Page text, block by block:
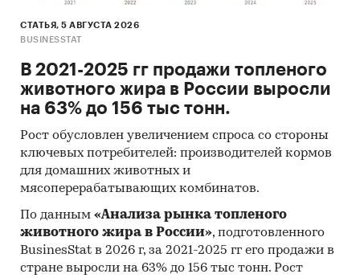
СТАТЬЯ, 5 АВГУСТА 2026
BUSINESSTAT
В 2021-2025 гг продажи топленого
животного жира в России выросли
на 63% до 156 тыс тонн.
Рост обусловлен увеличением спроса со стороны
ключевых потребителей: производителей кормов
для домашних животных и
мясоперерабатывающих комбинатов.
По данным «Анализа рынка топленого
животного жира в России», подготовленного
BusinesStat в 2026 г, за 2021-2025 гг его продажи в
стране выросли на 63% до 156 тыс тонн. Рост